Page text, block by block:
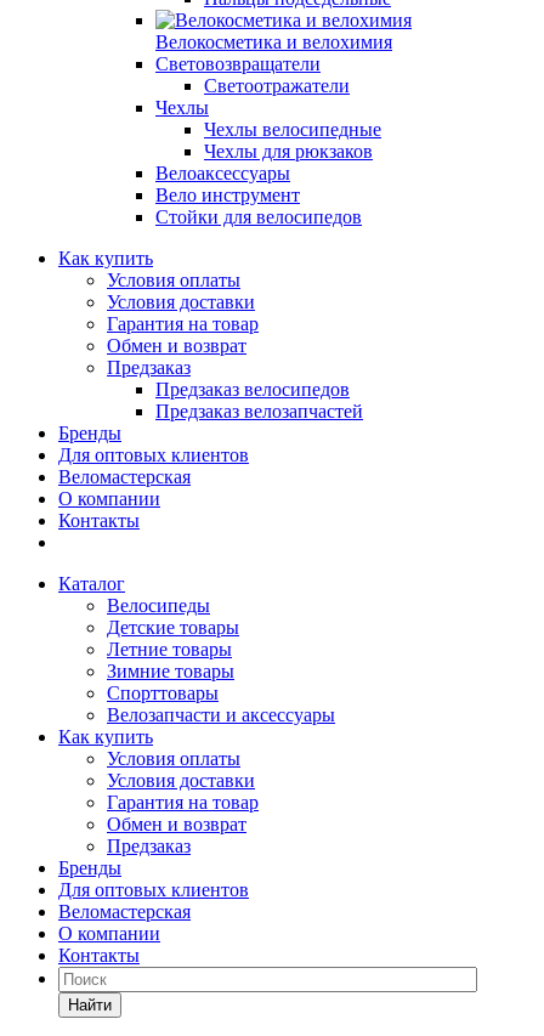
Велокосметика и велохимия
Световозвращатели
Светоотражатели
Чехлы
Чехлы велосипедные
Чехлы для рюкзаков
Велоаксессуары
Вело инструмент
Стойки для велосипедов
Как купить
Условия оплаты
Условия доставки
Гарантия на товар
Обмен и возврат
Предзаказ
Предзаказ велосипедов
Предзаказ велозапчастей
Бренды
Для оптовых клиентов
Веломастерская
О компании
Контакты
Каталог
Велосипеды
Детские товары
Летние товары
Зимние товары
Спорттовары
Велозапчасти и аксессуары
Как купить
Условия оплаты
Условия доставки
Гарантия на товар
Обмен и возврат
Предзаказ
Бренды
Для оптовых клиентов
Веломастерская
О компании
Контакты
Найти